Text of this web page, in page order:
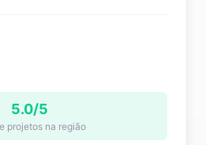
5.0/5
projetos na região